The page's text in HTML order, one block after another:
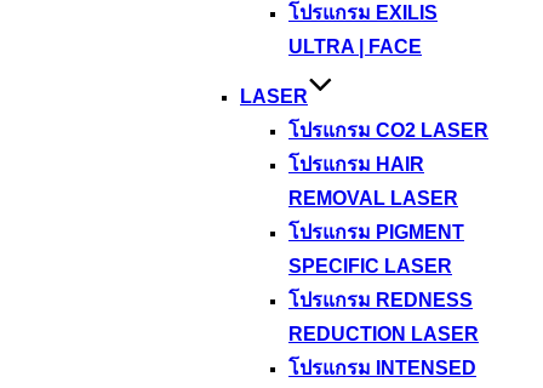
โปรแกรม EXILIS
ULTRA | FACE
LASER
โปรแกรม CO2 LASER
โปรแกรม HAIR
REMOVAL LASER
โปรแกรม PIGMENT
SPECIFIC LASER
โปรแกรม REDNESS
REDUCTION LASER
โปรแกรม INTENSED